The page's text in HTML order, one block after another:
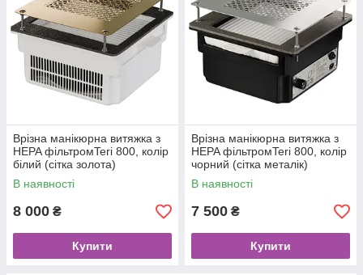
Врізна манікюрна витяжка з
HEPA фільтромTeri 800, колір
білий (сітка золота)
В наявності
8 000 ₴
Купити
Врізна манікюрна витяжка з
HEPA фільтромTeri 800, колір
чорний (сітка металік)
В наявності
7 500 ₴
Купити